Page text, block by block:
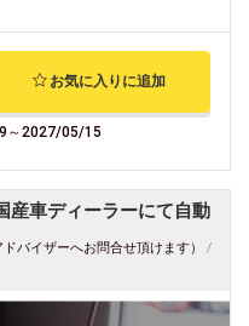
お気に入りに追加
～2027/05/15
産車ディーラーにて自動
バイザーへお問合せ頂けます） /